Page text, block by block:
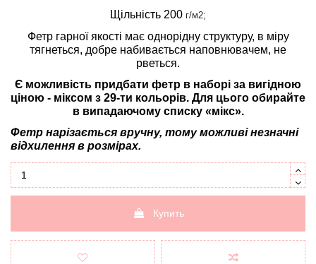
Щільність 200 г/м2;
Фетр гарної якості має однорідну структуру, в міру
тягнеться, добре набивається наповнювачем, не
рветься.
Є можливість придбати фетр в наборі за вигідною
ціною - міксом з 29-ти кольорів. Для цього обирайте
в випадаючому списку «мікс».
Фетр нарізається вручну, тому можливі незначні
відхилення в розмірах.
Купить